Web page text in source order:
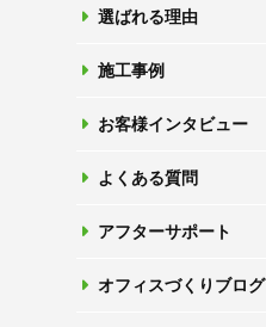
選ばれる理由
施工事例
お客様インタビュー
よくある質問
アフターサポート
オフィスづくりブログ